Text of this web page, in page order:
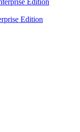
Edition
Edition